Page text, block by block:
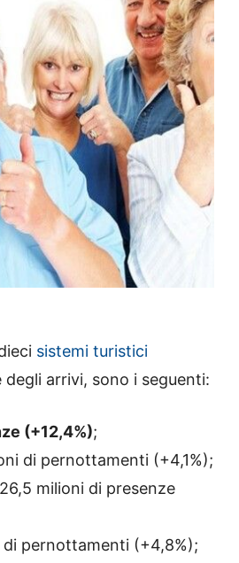
sistemi turistici
arrivi, sono i seguenti:
(+12,4%);
di pernottamenti (+4,1%);
milioni di presenze
di pernottamenti (+4,8%);